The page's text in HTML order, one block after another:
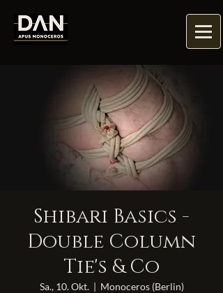
Shibari Basics -
Double Column
Tie's & Co
Sa., 10. Okt.
  |
Monoceros (Berlin)